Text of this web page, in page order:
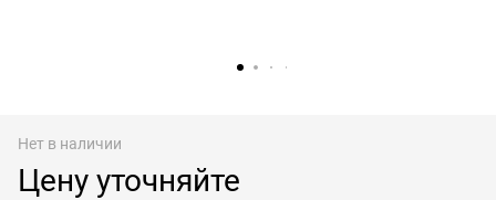
Нет в наличии
Цену уточняйте